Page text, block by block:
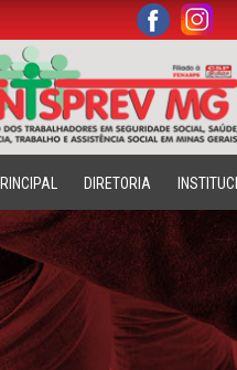
. .
DIRETORIA